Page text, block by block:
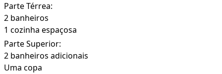
Parte Térrea:
2 banheiros
1 cozinha espaçosa
Parte Superior:
2 banheiros adicionais
Uma copa